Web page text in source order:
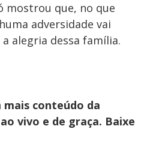
mostrou que, no que
adversidade vai
alegria dessa família.
mais conteúdo da
ao vivo e de graça. Baixe